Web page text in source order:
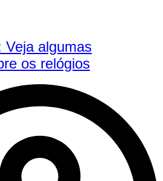
Veja algumas
os relógios